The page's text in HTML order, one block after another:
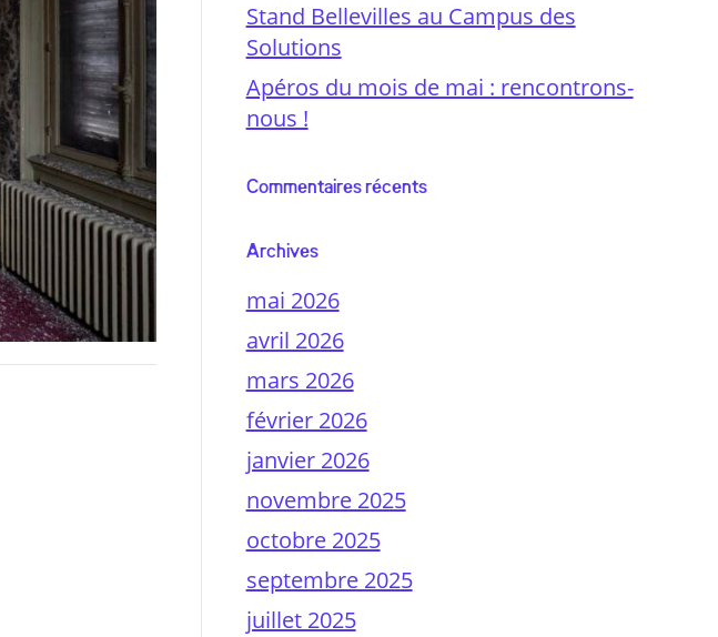
Stand Bellevilles au Campus des
Solutions
Apéros du mois de mai : rencontrons-
nous !
Commentaires récents
Archives
mai 2026
avril 2026
mars 2026
février 2026
janvier 2026
novembre 2025
octobre 2025
septembre 2025
juillet 2025